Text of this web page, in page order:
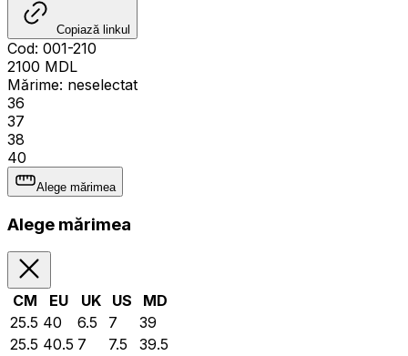
Copiază linkul
Cod: 001-210
2100 MDL
Mărime: neselectat
36
37
38
40
Alege mărimea
Alege mărimea
CM EU UK US
MD
25.5 40 6.5 7
39
25.5 40.5 7 7.5
39.5